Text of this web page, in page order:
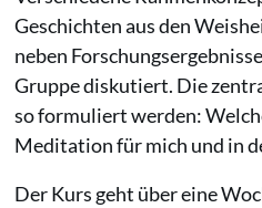
Geschichten aus den
neben
Gruppe diskutiert. Die
so formuliert werden:
Meditation für mich und in
Der Kurs geht über eine